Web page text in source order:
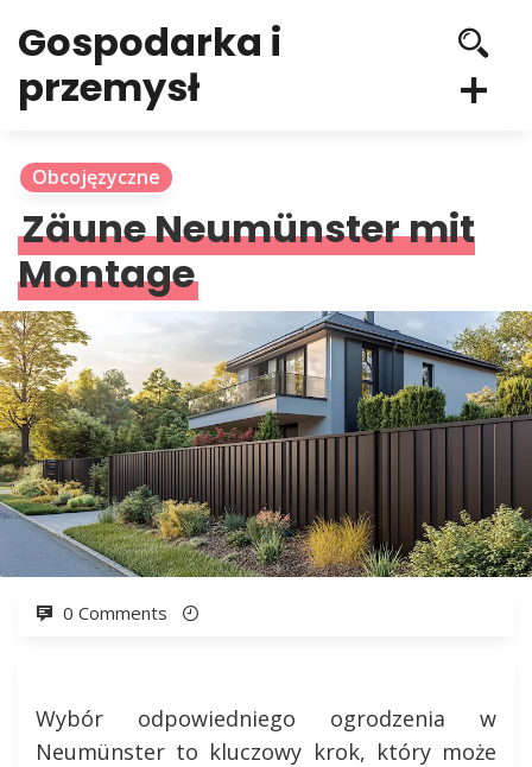
Gospodarka i
przemysł
Obcojęzyczne
Zäune Neumünster mit
Montage
0 Comments
Wybór odpowiedniego ogrodzenia w
Neumünster to kluczowy krok, który może